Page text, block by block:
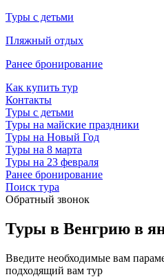
Туры с детьми
Пляжный отдых
Ранее бронирование
Как купить тур
Контакты
Туры с детьми
Туры на майские праздники
Туры на Новый Год
Туры на 8 марта
Туры на 23 февраля
Ранее бронирование
Поиск тура
Обратный звонок
Туры в Венгрию в
Введите необходимые вам
подходящий вам тур